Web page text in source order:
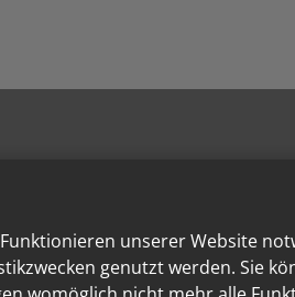
unserer Website
genutzt werden. Sie